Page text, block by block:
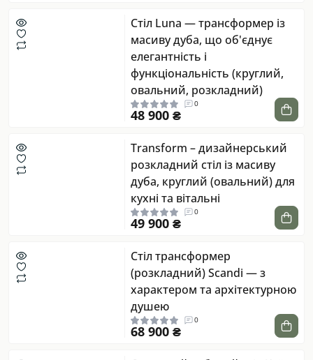
Стіл Luna — трансформер із
масиву дуба, що об'єднує
елегантність і
функціональність (круглий,
овальний, розкладний)
0
48 900 ₴
Transform – дизайнерський
розкладний стіл із масиву
дуба, круглий (овальний) для
кухні та вітальні
0
49 900 ₴
Стіл трансформер
(розкладний) Scandi — з
характером та архітектурною
душею
0
68 900 ₴